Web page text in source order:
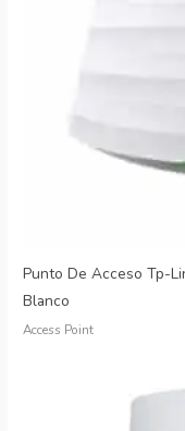
Punto De Acceso Tp-
Blanco
Access Point